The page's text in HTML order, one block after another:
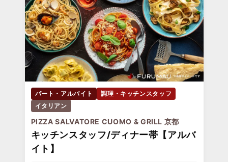
パート・アルバイト
調理・キッチンスタッフ
イタリアン
PIZZA SALVATORE CUOMO & GRILL 京都
キッチンスタッフ/ディナー帯【アルバ
イト】